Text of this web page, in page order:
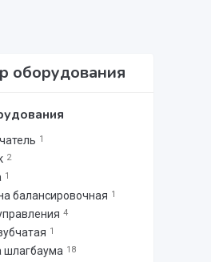
оборудования
1
2
1
балансировочная 1
4
1
шлагбаума 18